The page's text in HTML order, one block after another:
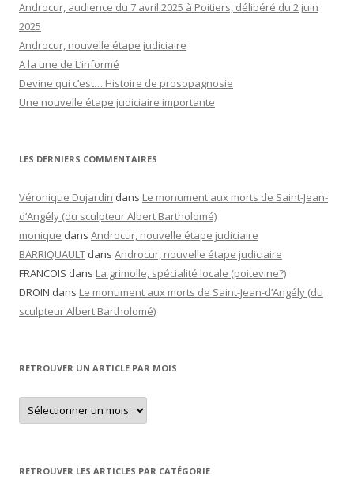
Androcur, audience du 7 avril 2025 à Poitiers, délibéré du 2 juin
2025
Androcur, nouvelle étape judiciaire
A la une de L’informé
Devine qui c’est… Histoire de prosopagnosie
Une nouvelle étape judiciaire importante
LES DERNIERS COMMENTAIRES
Véronique Dujardin dans Le monument aux morts de Saint-Jean-
d’Angély (du sculpteur Albert Bartholomé)
monique dans Androcur, nouvelle étape judiciaire
BARRIQUAULT dans Androcur, nouvelle étape judiciaire
FRANCOIS dans La grimolle, spécialité locale (poitevine?)
DROIN dans Le monument aux morts de Saint-Jean-d’Angély (du
sculpteur Albert Bartholomé)
RETROUVER UN ARTICLE PAR MOIS
Retrouver
un
article
RETROUVER LES ARTICLES PAR CATÉGORIE